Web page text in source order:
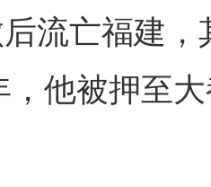
流亡福建
，他被押至